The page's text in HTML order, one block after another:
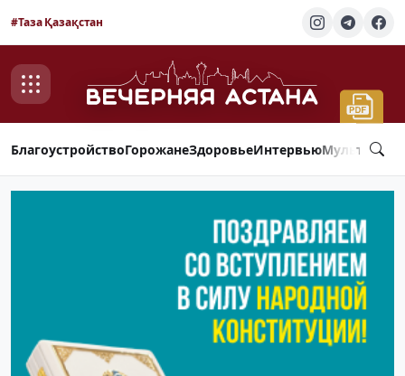
#Таза Қазақстан
БлагоустройствоГорожанеЗдоровьеИнтервью